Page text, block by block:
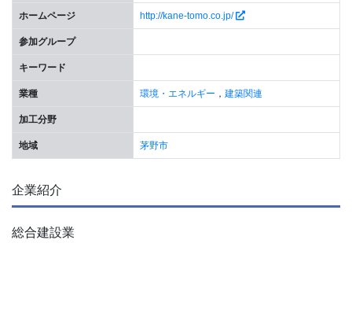
ホームページ http://kane-tomo.co.jp/
参加グループ
キーワード
業種 環境・エネルギー ， 建築関連
加工分野
地域 茅野市
企業紹介
総合建設業